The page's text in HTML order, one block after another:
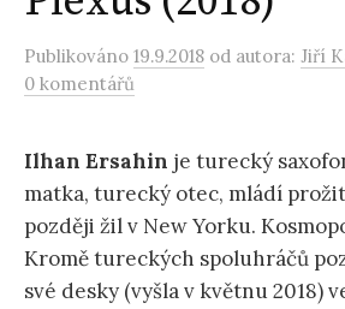
Publikováno 19.9.2018 od autora: Jiří
0 komentářů
Ilhan Ersahin je turecký
matka, turecký otec, mládí
později žil v New Yorku.
Kromě tureckých spoluhráčů
své desky (vyšla v květnu 2018)